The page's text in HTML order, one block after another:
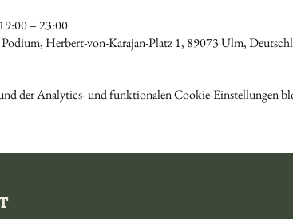
– 23:00
Herbert-von-Karajan-Platz 1, 89073 Ulm,
der Analytics- und funktionalen Cookie-Einstellungen